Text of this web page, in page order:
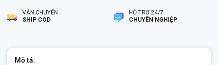
VẬN CHUYỂN
SHIP COD
HỖ TRỢ 24/7
CHUYÊN NGHIỆP
Mô tả: